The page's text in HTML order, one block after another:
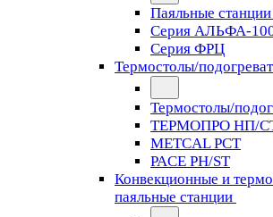
Паяльные
Серия АЛЬФА-
Серия ФРЦ
Термостолы/
Термостолы/
ТЕРМОПРО НП/
METCAL PCT
PACE PH/ST
Конвекционные и
паяльные станции